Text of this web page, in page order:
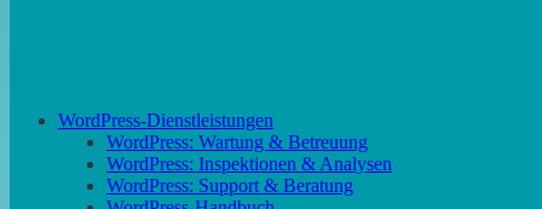
WordPress-Dienstleistungen
WordPress: Wartung & Betreuung
WordPress: Inspektionen & Analysen
WordPress: Support & Beratung